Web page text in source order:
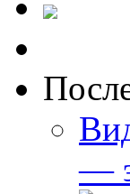
—